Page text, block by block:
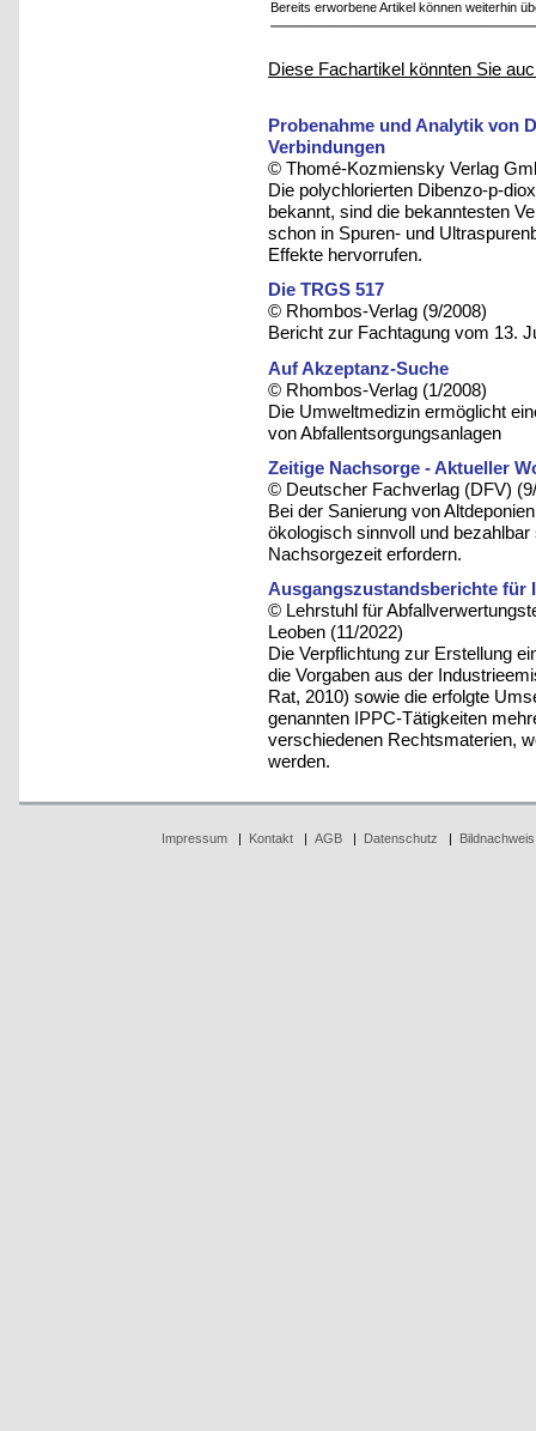
Bereits erworbene Artikel können weiterhin
Diese Fachartikel könnten Sie
Probenahme und Analytik von
Verbindungen
© Thomé-Kozmiensky Verlag
Die polychlorierten Dibenzo-p-
bekannt, sind die bekanntesten
schon in Spuren- und
Effekte hervorrufen.
Die TRGS 517
© Rhombos-Verlag (9/2008)
Bericht zur Fachtagung vom 13.
Auf Akzeptanz-Suche
© Rhombos-Verlag (1/2008)
Die Umweltmedizin ermöglicht
von Abfallentsorgungsanlagen
Zeitige Nachsorge - Aktueller
© Deutscher Fachverlag (DFV)
Bei der Sanierung von
ökologisch sinnvoll und
Nachsorgezeit erfordern.
Ausgangszustandsberichte für
© Lehrstuhl für
Leoben (11/2022)
Die Verpflichtung zur Erstellung
die Vorgaben aus der
Rat, 2010) sowie die erfolgte
genannten IPPC-Tätigkeiten
verschiedenen Rechtsmaterien,
werden.
Impressum| Kontakt| AGB| Datenschutz | Bildnachweis